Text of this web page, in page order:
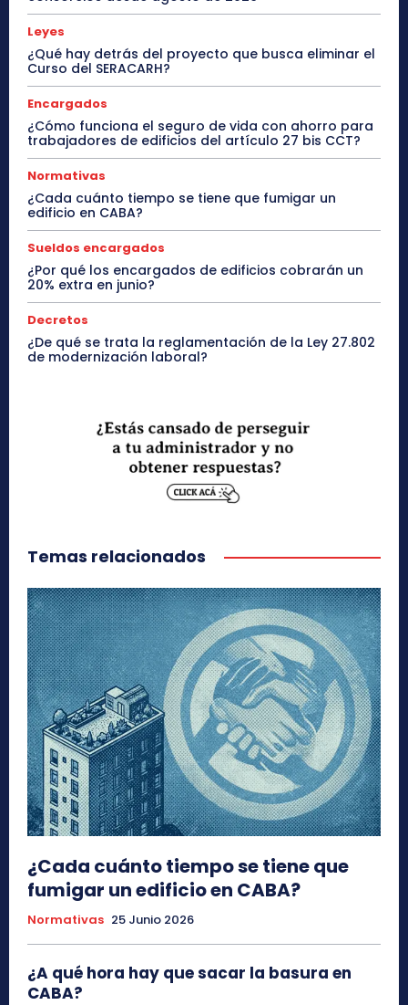
Leyes
¿Qué hay detrás del proyecto que busca eliminar el
Curso del SERACARH?
Encargados
¿Cómo funciona el seguro de vida con ahorro para
trabajadores de edificios del artículo 27 bis CCT?
Normativas
¿Cada cuánto tiempo se tiene que fumigar un
edificio en CABA?
Sueldos encargados
¿Por qué los encargados de edificios cobrarán un
20% extra en junio?
Decretos
¿De qué se trata la reglamentación de la Ley 27.802
de modernización laboral?
Temas relacionados
¿Cada cuánto tiempo se tiene que
fumigar un edificio en CABA?
Normativas 25 Junio 2026
¿A qué hora hay que sacar la basura en
CABA?